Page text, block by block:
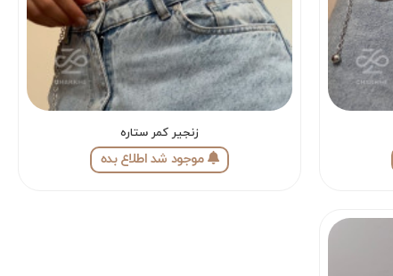
زنجیر کمر ستاره
موجود شد اطلاع بده